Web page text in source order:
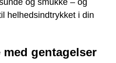
og smukke – og
helhedsindtrykket i din
gentagelser